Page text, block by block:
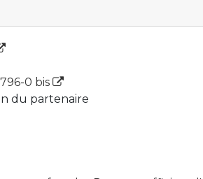
0 bis
du partenaire